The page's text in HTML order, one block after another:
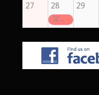
27 28
定休日
29